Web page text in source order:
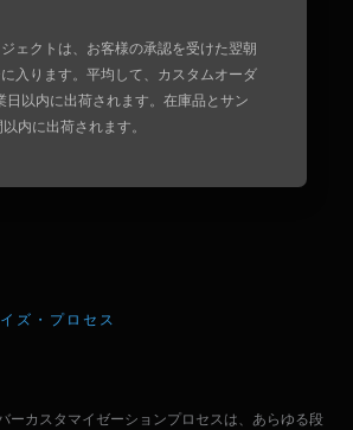
ェクトは、お客様の承認を受けた翌朝
入ります。平均して、カスタムオーダ
日以内に出荷されます。在庫品とサン
内に出荷されます。
ズ・プロセス
ーカスタマイゼーションプロセスは、あらゆる段